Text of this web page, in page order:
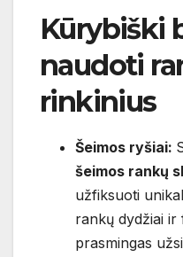
Kūrybiški
naudoti
rinkinius
Šeimos ryšiai:
šeimos rankų
užfiksuoti
rankų dydžiai ir
prasmingas